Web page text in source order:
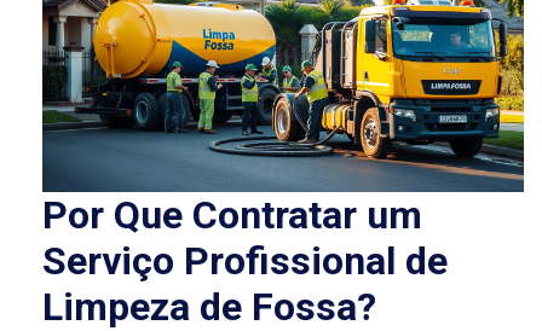
Por Que Contratar um
Serviço Profissional de
Limpeza de Fossa?